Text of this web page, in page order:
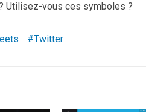
Utilisez-vous ces symboles ?
Twitter